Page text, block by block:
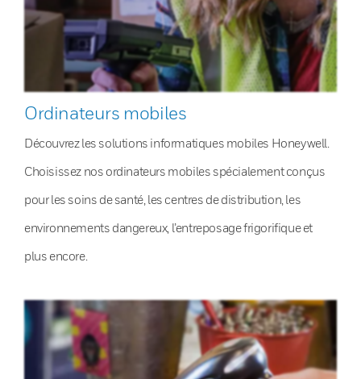
Ordinateurs mobiles
Découvrez les solutions informatiques mobiles Honeywell.
Choisissez nos ordinateurs mobiles spécialement conçus
pour les soins de santé, les centres de distribution, les
environnements dangereux, l’entreposage frigorifique et
plus encore.